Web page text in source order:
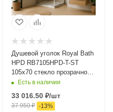
Душевой уголок Royal Bath
HPD RB7105HPD-T-ST
105х70 стекло прозрачное
профиль сатин без
Есть в наличии
33 016.50₽/шт
37 950₽ -13%